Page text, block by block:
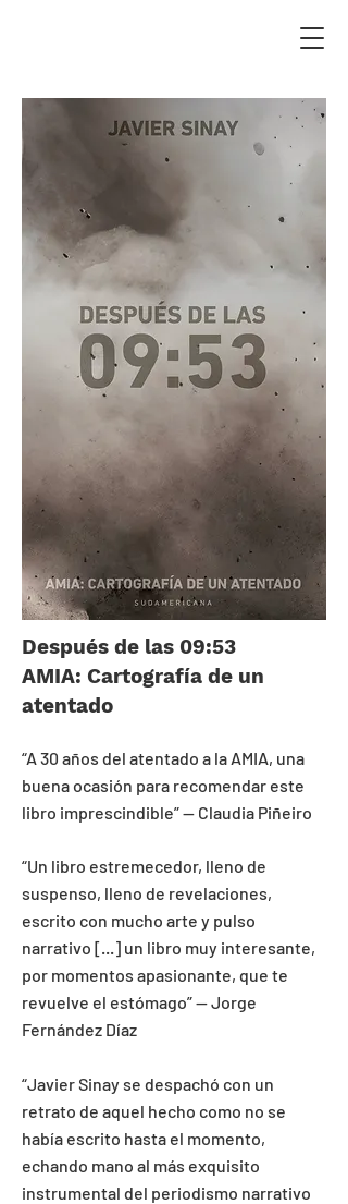
Después de las 09:53
AMIA: Cartografía de un
atentado
“A 30 años del atentado a la AMIA, una
buena ocasión para recomendar este
libro imprescindible”— Claudia Piñeiro
“Un libro estremecedor, lleno de
suspenso, lleno de revelaciones,
escrito con mucho arte y pulso
narrativo [...] un libro muy interesante,
por momentos apasionante, que te
revuelve el estómago” -- Jorge
Fernández Díaz
“Javier Sinay se despachó con un
retrato de aquel hecho como no se
había escrito hasta el momento,
echando mano al más exquisito
instrumental del periodismo narrativo